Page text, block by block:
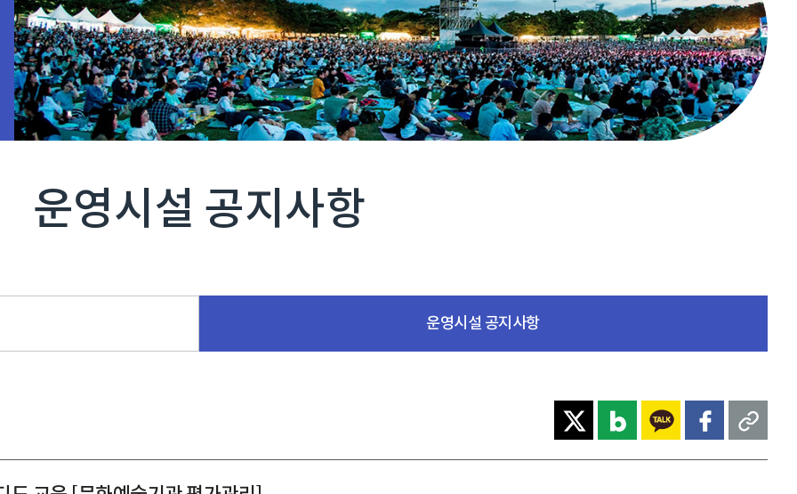
운영시설 공지사항
운영시설 공지사항